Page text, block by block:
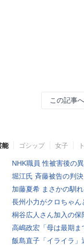
この記事
能 ゴシップ 女子
NHK職員 性被害後の
堀江氏 斉藤被告の判
加藤夏希 まさかの馴
長州小力がクロちゃん
桐谷広人さん加入の保
高嶋政宏「母は最期ま
飯島直子「イライラ」